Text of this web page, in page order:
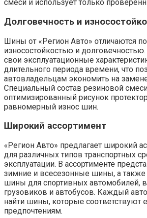
смеси и использует только
Долговечность и
Шины от «Регион Авто» отличаются
износостойкостью и
свои эксплуатационные
длительного периода времени, что
автовладельцам экономить на
Специальный состав резиновой
оптимизированный рисунок
равномерный износ шин.
Широкий ассортимент
«Регион Авто» предлагает широкий
для различных типов транспортных
эксплуатации. В ассортименте
зимние и всесезонные шины, а
шины для спортивных автомобилей,
грузовиков и автобусов. Каждый
найти шины, которые соответствуют
предпочтениям.